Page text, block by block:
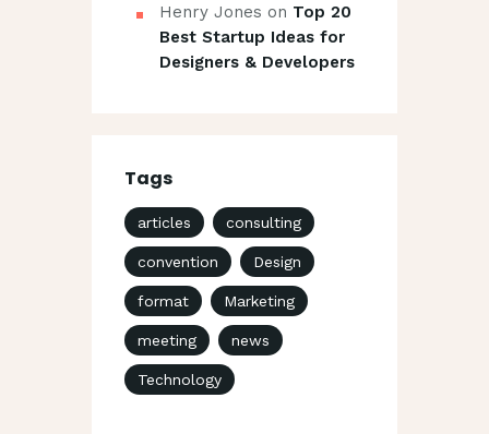
Henry Jones on Top 20
Best Startup Ideas for
Designers & Developers
Tags
articles consulting
convention Design
format Marketing
meeting news
Technology